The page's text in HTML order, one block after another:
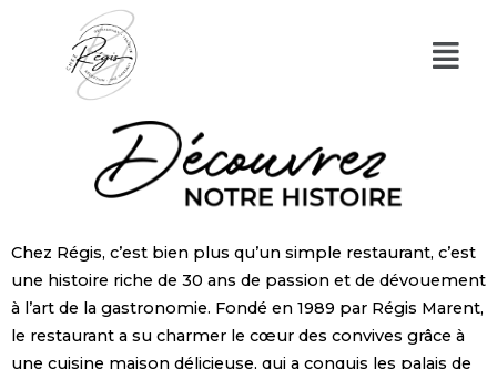
Chez Régis, c’est bien plus qu’un simple restaurant, c’est
une histoire riche de 30 ans de passion et de dévouement
à l’art de la gastronomie. Fondé en 1989 par Régis Marent,
le restaurant a su charmer le cœur des convives grâce à
une cuisine maison délicieuse, qui a conquis les palais de